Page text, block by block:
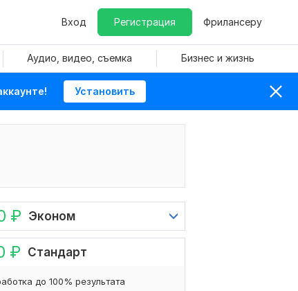
Вход Регистрация Фрилансеру
Аудио, видео, съемка Бизнес и жизнь
Установить
₽ Эконом
₽ Стандарт
до 100% результата